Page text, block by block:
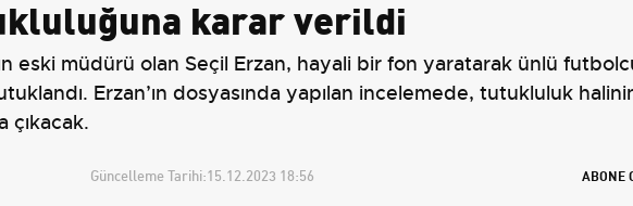
karar verildi
eski müdürü olan Seçil Erzan, hayali bir fon yaratarak ünlü
Erzan’ın dosyasında yapılan incelemede, tutukluluk
çıkacak.
Güncelleme Tarihi:15.12.2023 18:56 ABONE